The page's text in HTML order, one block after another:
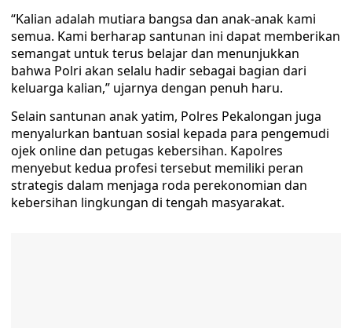
“Kalian adalah mutiara bangsa dan anak-anak kami
semua. Kami berharap santunan ini dapat memberikan
semangat untuk terus belajar dan menunjukkan
bahwa Polri akan selalu hadir sebagai bagian dari
keluarga kalian,” ujarnya dengan penuh haru.
Selain santunan anak yatim, Polres Pekalongan juga
menyalurkan bantuan sosial kepada para pengemudi
ojek online dan petugas kebersihan. Kapolres
menyebut kedua profesi tersebut memiliki peran
strategis dalam menjaga roda perekonomian dan
kebersihan lingkungan di tengah masyarakat.